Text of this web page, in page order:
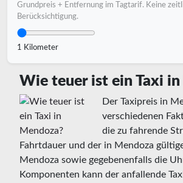
Grundpreis + Entfernung im Tagtarif. Keine
Berücksichtigung.
1 Kilometer
Wie teuer ist ein Taxi in
Der Taxipreis in
verschiedenen
die zu fahrende
Fahrtdauer und der in Mendoza
Mendoza sowie gegebenenfalls die
Komponenten kann der anfallende